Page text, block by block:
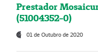
Prestador
(51004352-0)
01 de Outubro de 2020